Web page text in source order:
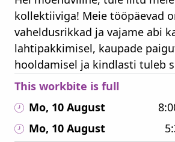
kollektiiviga! Meie tööpäevad
vaheldusrikkad ja vajame abi
lahtipakkimisel, kaupade
hooldamisel ja kindlasti tuleb
This workbite is full
Mo, 10 August
Mo, 10 August